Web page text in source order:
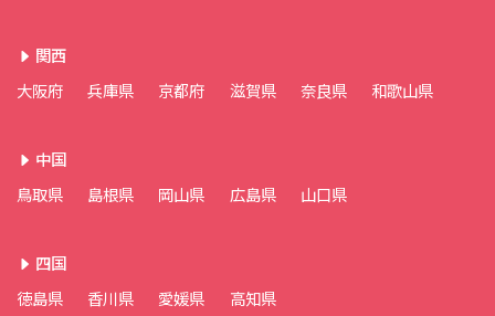
関西
大阪府
兵庫県 京都府 滋賀県 奈良県 和歌山県
中国
鳥取県
島根県 岡山県 広島県 山口県
四国
徳島県
香川県 愛媛県 高知県